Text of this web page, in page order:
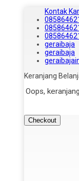
Kontak
geraibaja
geraibaja
Keranjang
Oops,
Checkout